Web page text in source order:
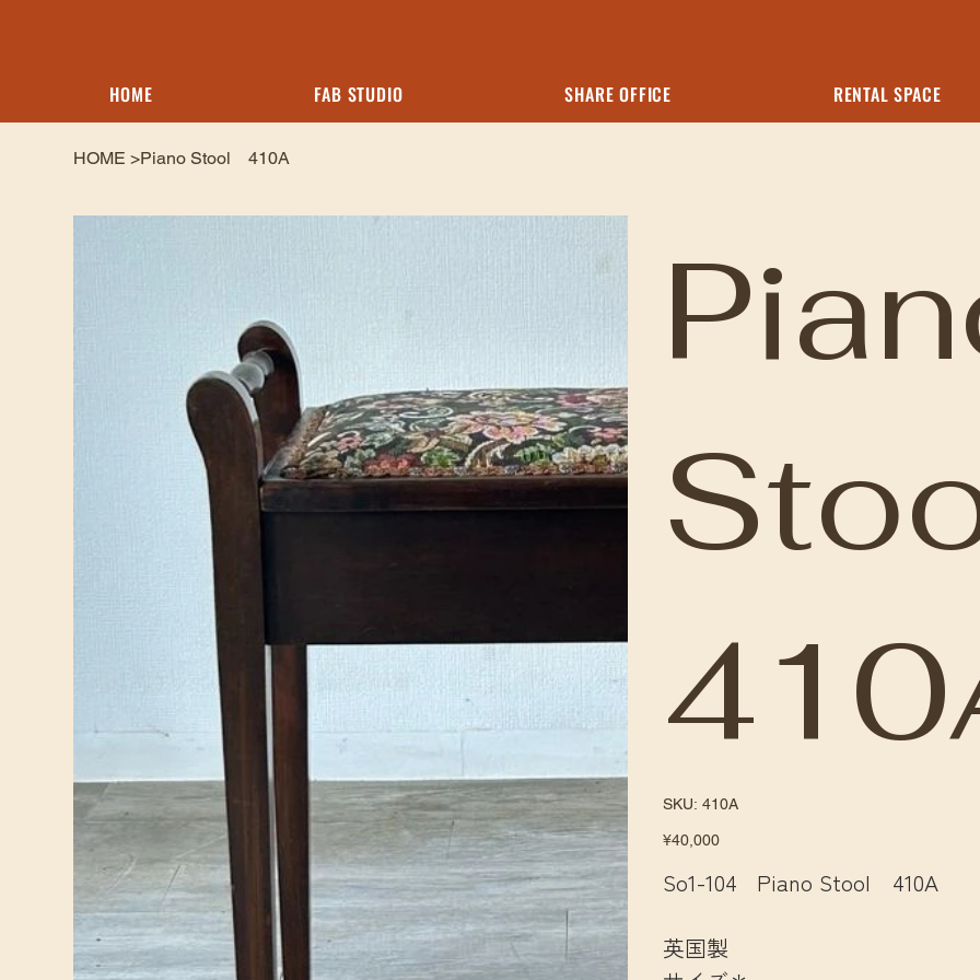
HOME FAB STUDIO SHARE OFFICE RENTAL SPACE
HOME >Piano Stool 410A
SKU: SKU
410A
410A
Price
¥40,000
So1-104 Piano Stool 410A
英国製